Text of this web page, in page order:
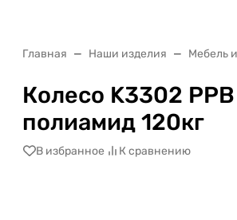
Главная Наши изделия Мебель
Колесо K3302
полиамид 120кг
В избранное К сравнению